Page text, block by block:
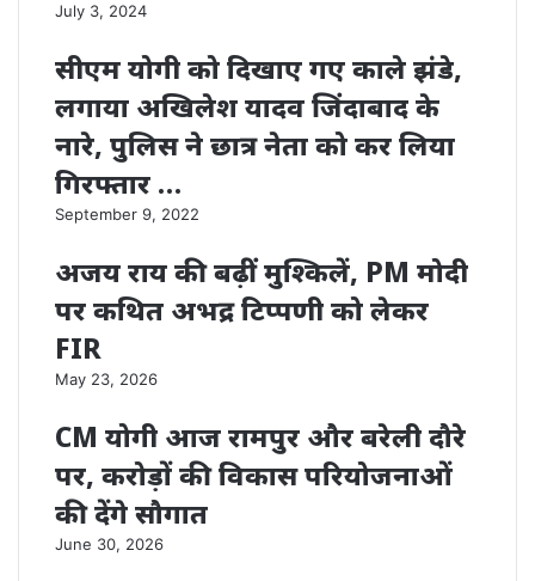
July 3, 2024
सीएम योगी को दिखाए गए काले झंडे,
लगाया अखिलेश यादव जिंदाबाद के
नारे, पुलिस ने छात्र नेता को कर लिया
गिरफ्तार …
September 9, 2022
अजय राय की बढ़ीं मुश्किलें, PM मोदी
पर कथित अभद्र टिप्पणी को लेकर
FIR
May 23, 2026
CM योगी आज रामपुर और बरेली दौरे
पर, करोड़ों की विकास परियोजनाओं
की देंगे सौगात
June 30, 2026